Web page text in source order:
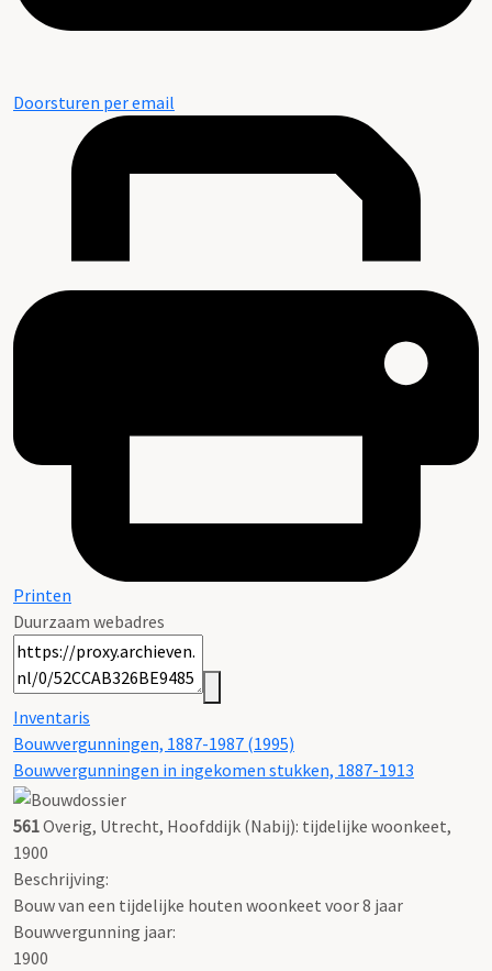
Doorsturen per email
Printen
Duurzaam webadres
Inventaris
Bouwvergunningen, 1887-1987 (1995)
Bouwvergunningen in ingekomen stukken, 1887-1913
561Overig, Utrecht, Hoofddijk (Nabij): tijdelijke woonkeet,
1900
Beschrijving:
Bouw van een tijdelijke houten woonkeet voor 8 jaar
Bouwvergunning jaar:
1900